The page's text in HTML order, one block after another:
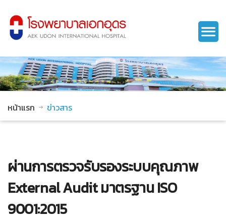
หน้าแรก ข่าวสาร
ผ่านการตรวจรับรองระบบคุณภาพ
External Audit มาตรฐาน ISO
9001:2015